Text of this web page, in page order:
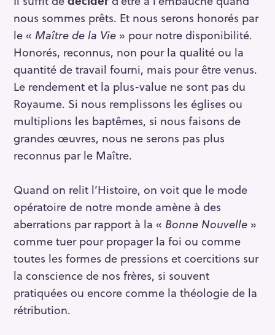
nous sommes prêts. Et nous serons honorés par
le « Maître de la Vie » pour notre disponibilité.
Honorés, reconnus, non pour la qualité ou la
quantité de travail fourni, mais pour être venus.
Le rendement et la plus-value ne sont pas du
Royaume. Si nous remplissons les églises ou
multiplions les baptêmes, si nous faisons de
grandes œuvres, nous ne serons pas plus
reconnus par le Maître.
Quand on relit l’Histoire, on voit que le mode
opératoire de notre monde amène à des
aberrations par rapport à la « Bonne Nouvelle »
comme tuer pour propager la foi ou comme
toutes les formes de pressions et coercitions sur
la conscience de nos frères, si souvent
pratiquées ou encore comme la théologie de la
rétribution.